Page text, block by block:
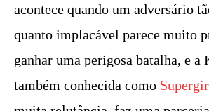
acontece quando um adversário
quanto implacável parece muito
ganhar uma perigosa batalha, e a
também conhecida como